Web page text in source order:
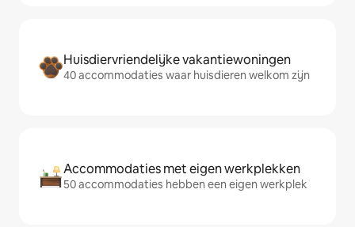
Huisdiervriendelijke vakantiewoningen
40 accommodaties waar huisdieren welkom zijn
Accommodaties met eigen werkplekken
50 accommodaties hebben een eigen werkplek